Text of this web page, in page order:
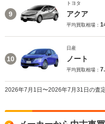
9
トヨタ
アクア
平均買取相場：
10
日産
ノート
平均買取相場：
2026年7月1日〜2026年7月31日の査